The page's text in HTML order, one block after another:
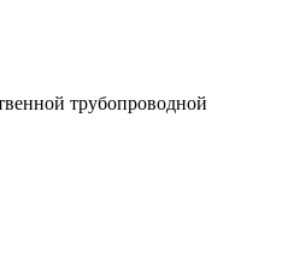
трубопроводной